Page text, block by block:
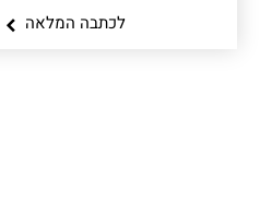
לכתבה המלאה